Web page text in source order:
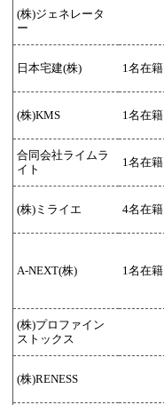
(株)ジェネレータ
ー
日本宅建(株) 1名在籍
(株)KMS 1名在籍
合同会社ライムラ
イト
1名在籍
(株)ミライエ 4名在籍
A-NEXT(株) 1名在籍
(株)プロファイン
ストックス
(株)RENESS